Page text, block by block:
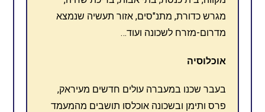
מגרש כדורת, מתנ"סים, אזור תעשיה שנמצא
מדרום-מזרח לשכונה ועוד…
אוכלוסיה
בעבר שכנו במעברה עולים חדשים מעיראק,
פרס ותימן ובשכונה אוכלסו תושבים מהמעמד